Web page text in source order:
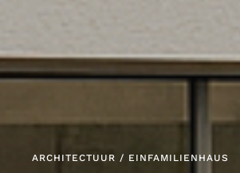
ARCHITECTUUR / EINFAMILIENHAUS